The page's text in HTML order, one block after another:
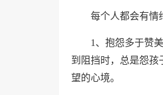
每个人都会有情
1 、 抱怨多于赞
到阻挡时，总是怨孩
望的心境。